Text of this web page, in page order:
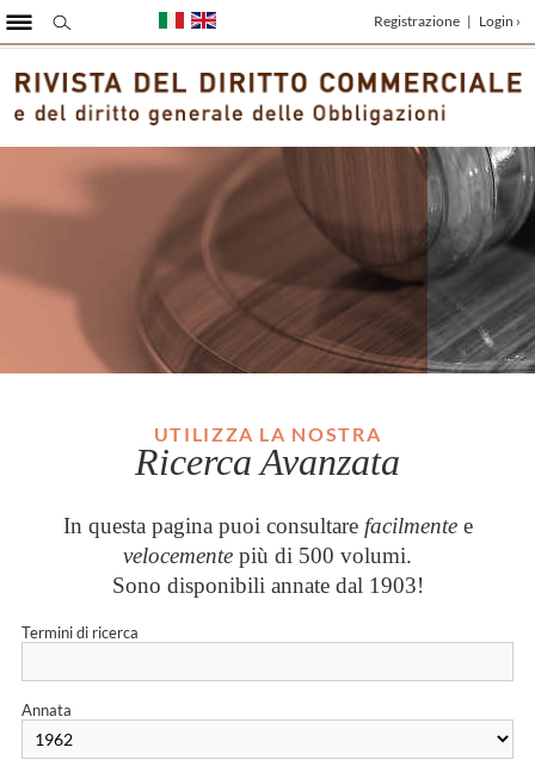
UTILIZZA LA NOSTRA
Ricerca Avanzata
In questa pagina puoi consultare facilmentee
velocemente più di 500 volumi.
Sono disponibili annate dal 1903!
Termini di ricerca
Annata
Registrazione | Login ›